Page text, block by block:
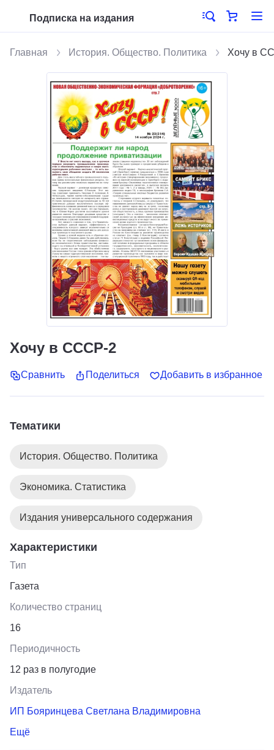
Подписка на издания
Главная История. Общество. Политика Хочу в
Хочу в СССР-2
Сравнить Поделиться Добавить в избранное
Тематики
История. Общество. Политика
Экономика. Статистика
Издания универсального содержания
Характеристики
Тип
Газета
Количество страниц
16
Периодичность
12 раз в полугодие
Издатель
ИП Бояринцева Светлана Владимировна
Ещё